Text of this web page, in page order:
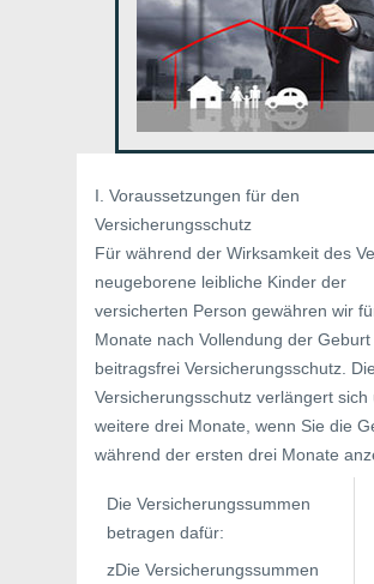
I. Voraussetzungen für den
Versicherungsschutz
Für während der Wirksamkeit des
neugeborene leibliche Kinder der
versicherten Person gewähren wir
Monate nach Vollendung der Geburt
beitragsfrei Versicherungsschutz.
Versicherungsschutz verlängert sich
weitere drei Monate, wenn Sie die
während der ersten drei Monate
Die Versicherungssummen
betragen dafür:
zDie Versicherungssummen